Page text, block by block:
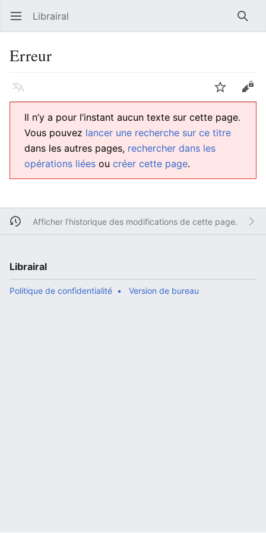
Ouvrir le menu principal Librairal
Erreur
Langue Suivre
Il n’y a pour l’instant aucun texte sur cette page.
Vous pouvez lancer une recherche sur ce titre
dans les autres pages, rechercher dans les
opérations liées ou créer cette page.
Afficher l’historique des modifications de cette page.
Librairal
Politique de confidentialité Version de bureau